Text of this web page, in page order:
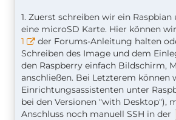
1. Zuerst schreiben wir ein
eine microSD Karte. Hier können
1
der Forums-Anleitung halten
Schreiben des Image und dem
den Raspberry einfach Bildschirm,
anschließen. Bei Letzterem können
Einrichtungsassistenten unter
bei den Versionen "with Desktop"),
Anschluss noch manuell SSH in der